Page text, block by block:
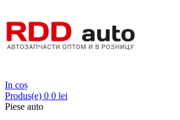
In coș
Produs(e) 0 0 lei
Piese auto